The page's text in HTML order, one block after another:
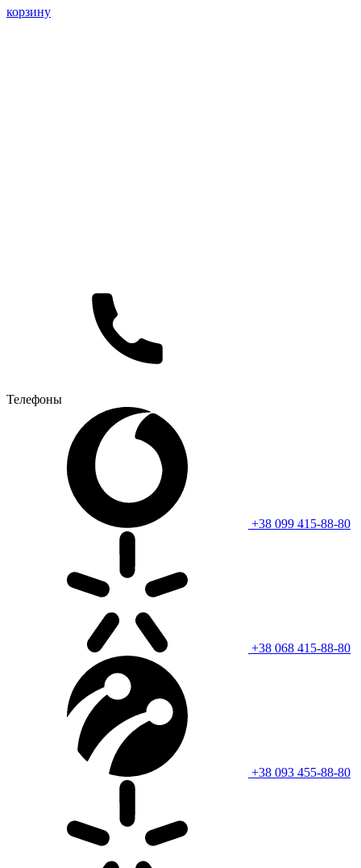
корзину
Телефоны
+38 099 415-88-80
+38 068 415-88-80
+38 093 455-88-80